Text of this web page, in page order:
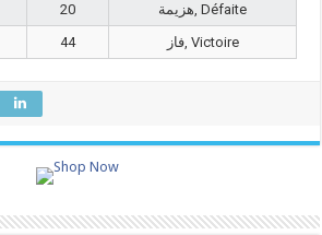
20
هزيمة, Défaite
44 فاز, Victoire